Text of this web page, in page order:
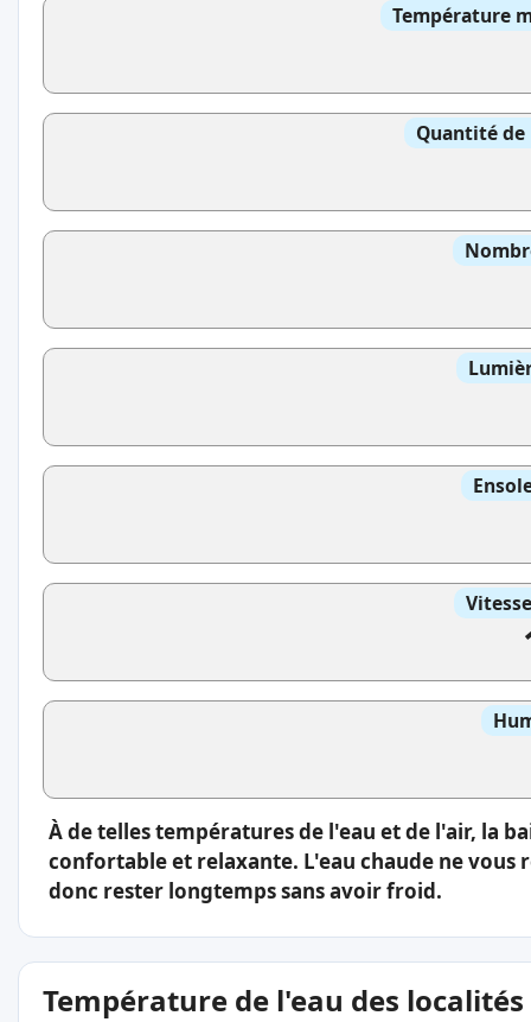
Température
Quantité
À de telles températures de l'eau et de l'air, la
confortable et relaxante. L'eau chaude ne vous
donc rester longtemps sans avoir froid.
Température de l'eau des